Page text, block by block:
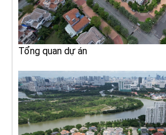
Tổng quan dự án